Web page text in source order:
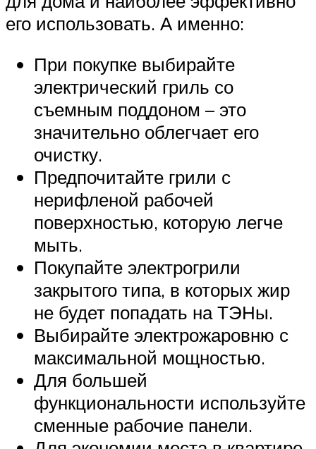
его использовать. А именно:
При покупке выбирайте
электрический гриль со
съемным поддоном – это
значительно облегчает его
очистку.
Предпочитайте грили с
нерифленой рабочей
поверхностью, которую легче
мыть.
Покупайте электрогрили
закрытого типа, в которых жир
не будет попадать на ТЭНы.
Выбирайте электрожаровню с
максимальной мощностью.
Для большей
функциональности используйте
сменные рабочие панели.